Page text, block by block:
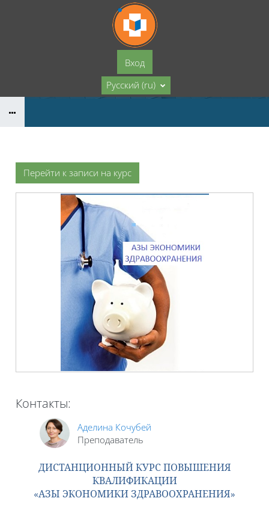
Перейти к основному содержанию
Вход
Русский ‎(ru)‎
Перейти к записи на курс
Контакты:
Аделина Кочубей
Преподаватель
ДИСТАНЦИОННЫЙ КУРС ПОВЫШЕНИЯ
КВАЛИФИКАЦИИ
«АЗЫ ЭКОНОМИКИ ЗДРАВООХРАНЕНИЯ»